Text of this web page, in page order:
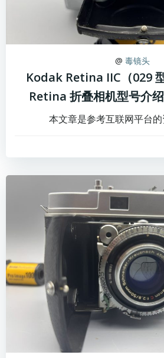
@ 毒镜头
Kodak Retina IIC（029
Retina 折叠相机型号介绍
本文章是参考互联网平台